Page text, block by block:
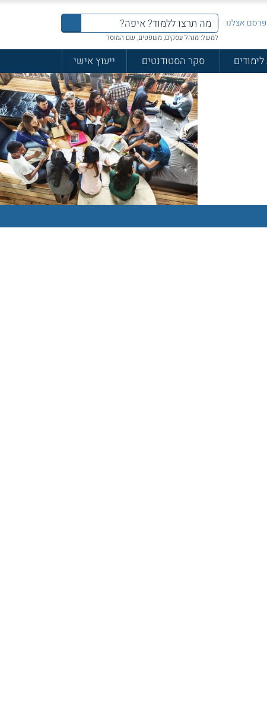
פרסם אצלנו
למשל: מנהל עסקים, משפטים, שם המוסד
סקר הסטודנטים
ייעוץ אישי